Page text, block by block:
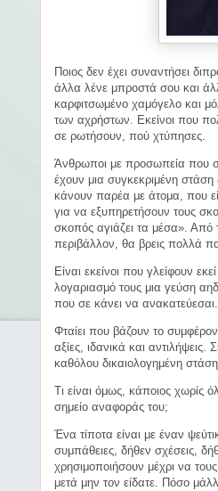
Ποιος δεν έχει συναντήσει
άλλα λένε μπροστά σου και
καρφιτσωμένο χαμόγελο και
των αχρήστων. Εκείνοι που
σε ρωτήσουν, πού χτύπησες.
Άνθρωποι με προσωπεία που
έχουν μια συγκεκριμένη
κάνουν παρέα με άτομα, που
για να εξυπηρετήσουν τους
σκοπός αγιάζει τα μέσα». Από
περιβάλλον, θα βρεις πολλά
Είναι εκείνοι που γλείφουν
λογαριασμό τους μια γεύση
που σε κάνει να ανακατεύεσαι.
Φταίει που βάζουν το
αξίες, ιδανικά και
καθόλου δικαιολογημένη
Τι είναι όμως, κάποιος χωρίς
σημείο αναφοράς του;
Ένα τίποτα είναι με έναν
συμπάθειες, δήθεν σχέσεις,
χρησιμοποιήσουν μέχρι να
μετά μην τον είδατε. Πόσο